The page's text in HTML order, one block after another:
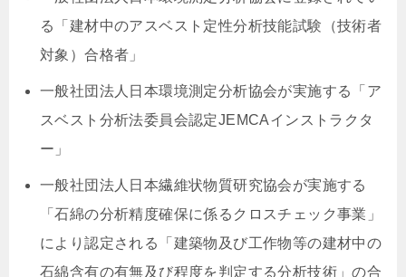
る「建材中のアスベスト定性分析技能試験（技術者
対象）合格者」
一般社団法人日本環境測定分析協会が実施する「ア
スベスト分析法委員会認定JEMCAインストラクタ
ー」
一般社団法人日本繊維状物質研究協会が実施する
「石綿の分析精度確保に係るクロスチェック事業」
により認定される「建築物及び工作物等の建材中の
石綿含有の有無及び程度を判定する分析技術」の合